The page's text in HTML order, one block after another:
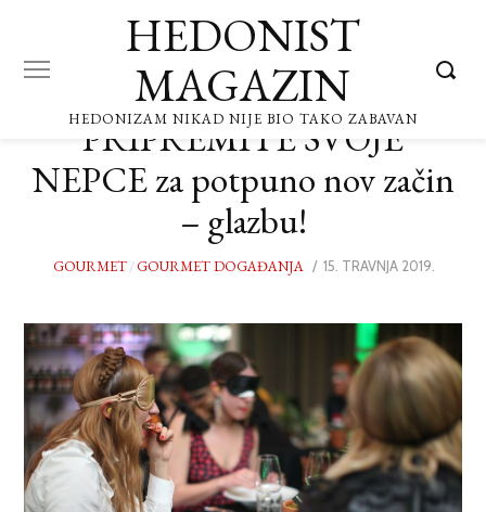
HEDONIST
MAGAZIN
HEDONIZAM NIKAD NIJE BIO TAKO ZABAVAN
PRIPREMITE SVOJE
NEPCE za potpuno nov začin
– glazbu!
GOURMET/GOURMET DOGAĐANJA
POSTED
15. TRAVNJA 2019.